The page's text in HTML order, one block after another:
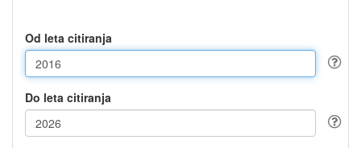
Od leta citiranja
Do leta citiranja